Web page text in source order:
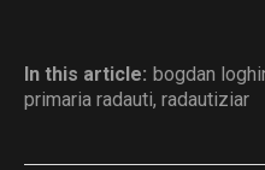
In this article: bogdan
primaria radauti, radautiziar